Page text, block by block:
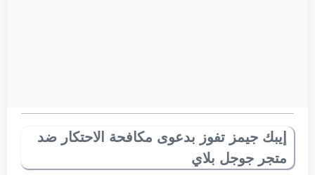
إيبك جيمز تفوز بدعوى مكافحة الاحتكار ضد
متجر جوجل بلاي